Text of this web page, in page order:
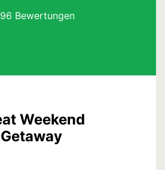
Bewertungen
Weekend
Getaway